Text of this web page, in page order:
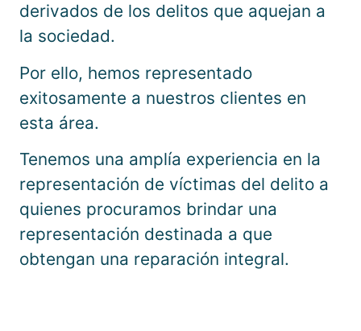
derivados de los delitos que aquejan a
la sociedad.
Por ello, hemos representado
exitosamente a nuestros clientes en
esta área.
Tenemos una amplía experiencia en la
representación de víctimas del delito a
quienes procuramos brindar una
representación destinada a que
obtengan una reparación integral.